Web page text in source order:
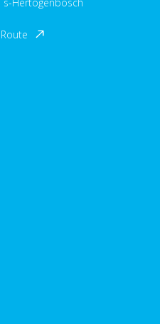
Route